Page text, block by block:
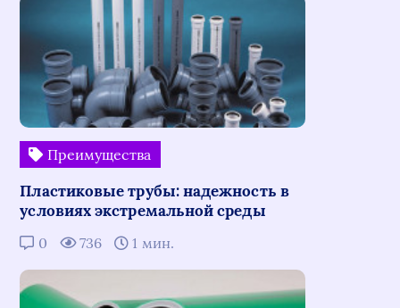
Преимущества
Пластиковые трубы: надежность в
условиях экстремальной среды
0 736 1 мин.